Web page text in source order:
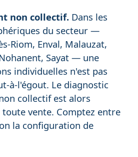
non collectif. Dans les
du secteur —
Riom, Enval, Malauzat,
Sayat — une
individuelles n'est pas
à-l'égout. Le diagnostic
collectif est alors
vente. Comptez entre
la configuration de